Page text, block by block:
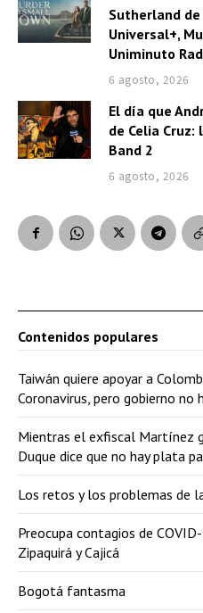
Sutherland
Universal+,
Uniminuto
6 agosto, 2026
El día que
de Celia
Band 2
6 agosto, 2026
Contenidos populares
Taiwán quiere apoyar a
Coronavirus, pero gobierno
Mientras el exfiscal Martínez
Duque dice que no hay plata
Los retos y los problemas de
Preocupa contagios de
Zipaquirá y Cajicá
Bogotá fantasma